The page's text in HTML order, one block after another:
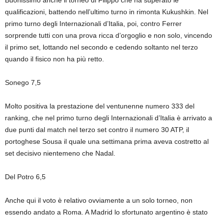
qualificazioni, battendo nell’ultimo turno in rimonta Kukushkin. Nel
primo turno degli Internazionali d’Italia, poi, contro Ferrer
sorprende tutti con una prova ricca d’orgoglio e non solo, vincendo
il primo set, lottando nel secondo e cedendo soltanto nel terzo
quando il fisico non ha più retto.
Sonego 7,5
Molto positiva la prestazione del ventunenne numero 333 del
ranking, che nel primo turno degli Internazionali d’Italia è arrivato a
due punti dal match nel terzo set contro il numero 30 ATP, il
portoghese Sousa il quale una settimana prima aveva costretto al
set decisivo nientemeno che Nadal.
Del Potro 6,5
Anche qui il voto è relativo ovviamente a un solo torneo, non
essendo andato a Roma. A Madrid lo sfortunato argentino è stato